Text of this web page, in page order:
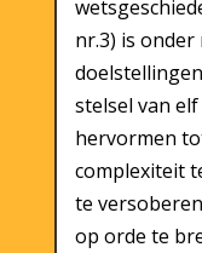
nr.3) is
stelsel van
hervormen
complexiteit
te
op orde te